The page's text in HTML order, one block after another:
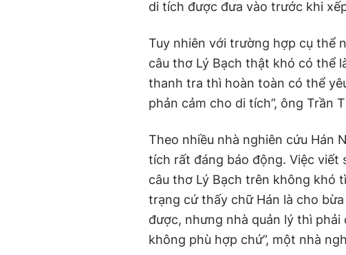
di tích được đưa vào trước khi
Tuy nhiên với trường hợp cụ thể
câu thơ Lý Bạch thật khó có thể
thanh tra thì hoàn toàn có thể
phản cảm cho di tích”, ông Trần
Theo nhiều nhà nghiên cứu Hán
tích rất đáng báo động. Việc viết
câu thơ Lý Bạch trên không khó
trạng cứ thấy chữ Hán là cho
được, nhưng nhà quản lý thì
không phù hợp chứ”, một nhà